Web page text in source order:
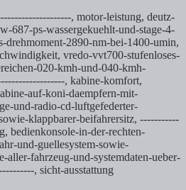
, motor-leistung, deutz-
687-ps-wassergekuehlt-und-stage-4-
drehmoment-2890-nm-bei-1400-umin,
vredo-vvt700-stufenloses-
020-kmh-und-040-kmh-
, kabine-komfort,
auf-koni-daempfern-mit-
und-radio-cd-luftgefederter-
klappbarer-beifahrersitz, -----------
bedienkonsole-in-der-rechten-
und-guellesystem-sowie-
aller-fahrzeug-und-systemdaten-ueber-
, sicht-ausstattung